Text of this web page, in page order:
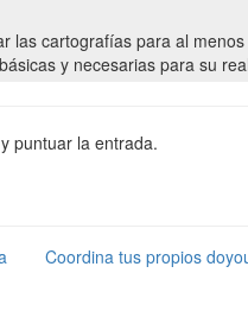
las cartografías para al
y necesarias para su
puntuar la entrada.
Coordina tus propios